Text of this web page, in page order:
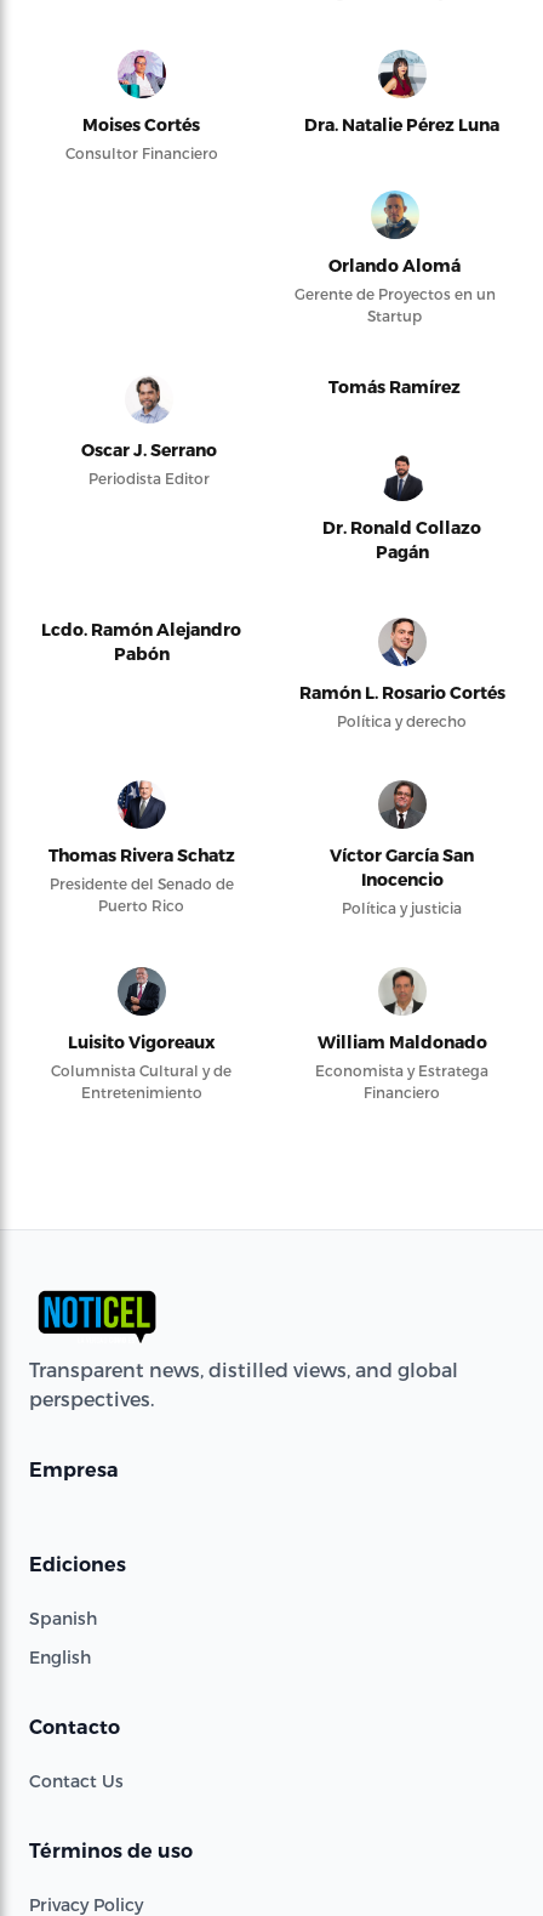
Moises Cortés
Consultor Financiero
Dra. Natalie Pérez Luna
Orlando Alomá
Gerente de Proyectos en un
Startup
Oscar J. Serrano
Periodista Editor
Tomás Ramírez
Dr. Ronald Collazo
Pagán
Lcdo. Ramón Alejandro
Pabón
Ramón L. Rosario Cortés
Política y derecho
Thomas Rivera Schatz
Presidente del Senado de
Puerto Rico
Víctor García San
Inocencio
Política y justicia
Luisito Vigoreaux
Columnista Cultural y de
Entretenimiento
William Maldonado
Economista y Estratega
Financiero
Transparent news, distilled views, and global
perspectives.
Empresa
Ediciones
Spanish
English
Contacto
Contact Us
Términos de uso
Privacy Policy